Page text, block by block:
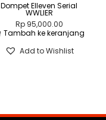
Dompet Elleven Serial
WWLIER
Rp95,000.00
Tambah ke keranjang
Add to Wishlist